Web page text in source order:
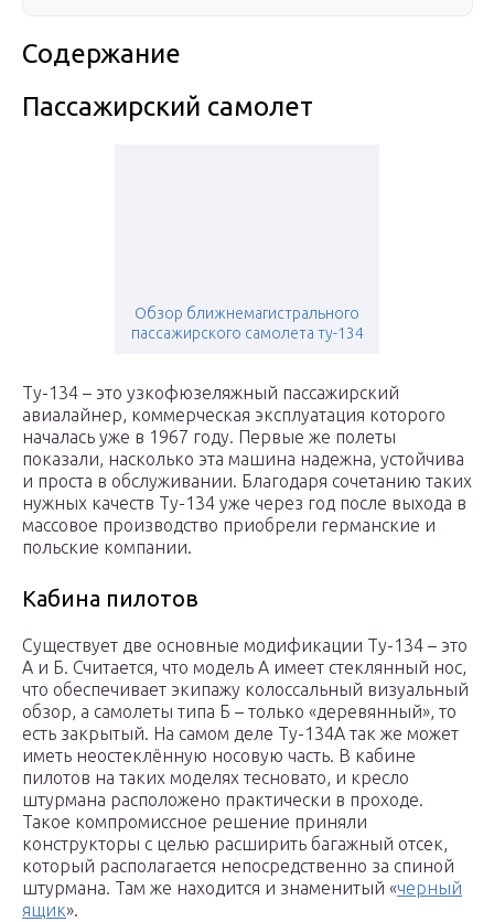
Содержание
Пассажирский самолет
Обзор ближнемагистрального
пассажирского самолета ту-134
Ту-134 – это узкофюзеляжный пассажирский
авиалайнер, коммерческая эксплуатация которого
началась уже в 1967 году. Первые же полеты
показали, насколько эта машина надежна, устойчива
и проста в обслуживании. Благодаря сочетанию таких
нужных качеств Ту-134 уже через год после выхода в
массовое производство приобрели германские и
польские компании.
Кабина пилотов
Существует две основные модификации Ту-134 – это
А и Б. Считается, что модель А имеет стеклянный нос,
что обеспечивает экипажу колоссальный визуальный
обзор, а самолеты типа Б – только «деревянный», то
есть закрытый. На самом деле Ту-134А так же может
иметь неостеклённую носовую часть. В кабине
пилотов на таких моделях тесновато, и кресло
штурмана расположено практически в проходе.
Такое компромиссное решение приняли
конструкторы с целью расширить багажный отсек,
который располагается непосредственно за спиной
штурмана. Там же находится и знаменитый «черный
ящик».